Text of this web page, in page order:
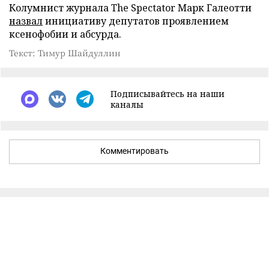
Колумнист журнала The Spectator Марк Галеотти
назвалинициативу депутатов проявлением
ксенофобии и абсурда.
Текст: Тимур Шайдуллин
Подписывайтесь на наши
каналы
Комментировать